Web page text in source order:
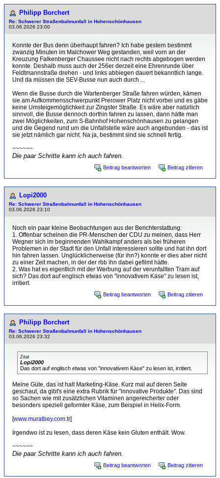
Philipp Borchert
Re: Schwerer Straßenbahnunfall in Hohenschönhausen
03.06.2026 23:00
Konnte der Bus denn überhaupt fahren? Ich habe gestern bestimmt
zwanzig Minuten im Malchower Weg gestanden, weil vorn an der
Kreuzung Falkenberger Chaussee nicht nach rechts abgebogen werden
konnte. Deshalb muss auch der 256er derzeit eine Ehrenrunde über
Feldtmannstraße drehen - und links abbiegen dauert bekanntlich lange.
Und da müssen die SEV-Busse nun auch durch ...
Wenn die Busse durch die Wartenberger Straße fahren würden, kämen
sie am Aufkommensschwerpunkt Prerower Platz nicht vorbei und es gäbe
keine Umsteigemöglichkeit zur Zingster Straße. Es wäre aber natürlich
sinnvoll, die Busse dennoch dorthin fahren zu lassen, dann hätte man
zwei Möglichkeiten, zum S-Bahnhof Hohenschönhausen zu gelangen
und die Gegend rund um die Unfallstelle wäre auch angebunden - das ist
sie jetzt nämlich gar nicht. Na ja, bestimmt sind sie schnell fertig.
~~~~~~
Die paar Schritte kann ich auch fahren.
Beitrag beantworten Beitrag zitieren
Lopi2000
Re: Schwerer Straßenbahnunfall in Hohenschönhausen
03.06.2026 23:10
Noch ein paar kleine Beobachtungen aus der Berichterstattung:
1. Offenbar scheinen die PR-Menschen der CDU zu meinen, dass Herr
Wegner sich im beginnenden Wahlkampf anders als bei früheren
Problemen in der Stadt für den Unfall interessieren sollte und hat ihn dort
hin fahren lassen. Unglücklicherweise (für ihn?) konnte er dies aber nicht
zu einer Zeit machen, in der der rbb ihn dabei gefilmt hätte.
2. Was hat es eigentlich mit der Werbung auf der verunfallten Tram auf
sich? Das dort auf englisch etwas von "innovativem Käse" zu lesen ist,
irritiert.
Beitrag beantworten Beitrag zitieren
Philipp Borchert
Re: Schwerer Straßenbahnunfall in Hohenschönhausen
03.06.2026 23:32
Zitat
Lopi2000
Das dort auf englisch etwas von "innovativem Käse" zu lesen ist, irritiert.
Meine Güte, das ist halt Marketing-Käse. Kurz mal auf deren Seite
geschaut, da gibt's eine extra Rubrik für "innovative Produkte". Das sind
so Sachen wie mit zusätzlichen Vitaminen angereicherter oder
besonders speziell geformter Käse, zum Beispiel in Helix-Form.
[www.muratbey.com.tr]
Irgendwo ist zu lesen, dass deren Käse kein Gluten enthält. Wow.
~~~~~~
Die paar Schritte kann ich auch fahren.
Beitrag beantworten Beitrag zitieren